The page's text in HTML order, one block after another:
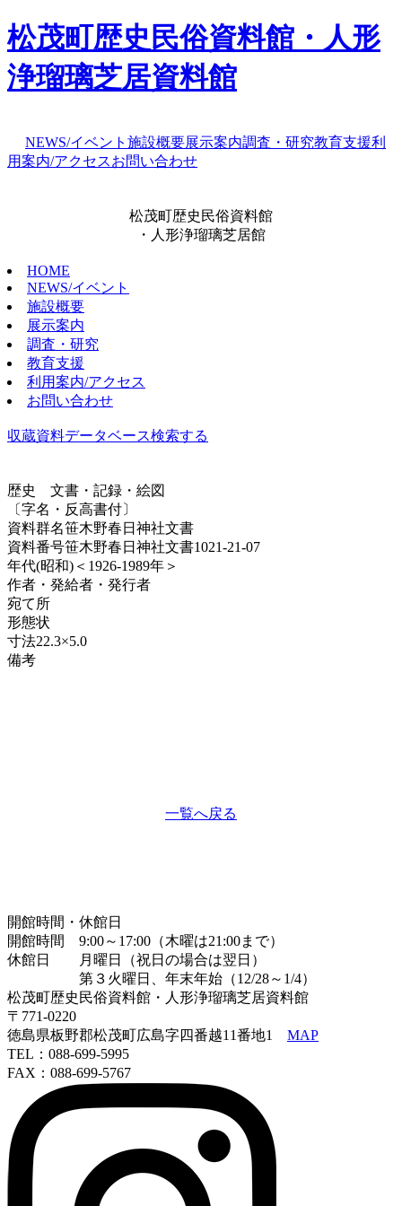
松茂町歴史民俗資料館・人形
浄瑠璃芝居資料館
NEWS/イベント 施設概要展示案内調査・研究教育支援利
用案内/アクセスお問い合わせ
松茂町歴史民俗資料館
・人形浄瑠璃芝居館
HOME
NEWS/イベント
施設概要
展示案内
調査・研究
教育支援
利用案内/アクセス
お問い合わせ
収蔵資料データベース検索する
歴史
文書・記録・絵図
〔字名・反高書付〕
資料群名笹木野春日神社文書
資料番号笹木野春日神社文書1021-21-07
年代(昭和)＜1926-1989年＞
作者・発給者・発行者
宛て所
形態状
寸法22.3×5.0
備考
一覧へ戻る
開館時間・休館日
開館時間 9:00～17:00（木曜は21:00まで）
休館日 月曜日（祝日の場合は翌日）
第３火曜日、年末年始（12/28～1/4）
松茂町歴史民俗資料館・人形浄瑠璃芝居資料館
〒771-0220
徳島県板野郡松茂町広島字四番越11番地1 MAP
TEL：088-699-5995
FAX：088-699-5767